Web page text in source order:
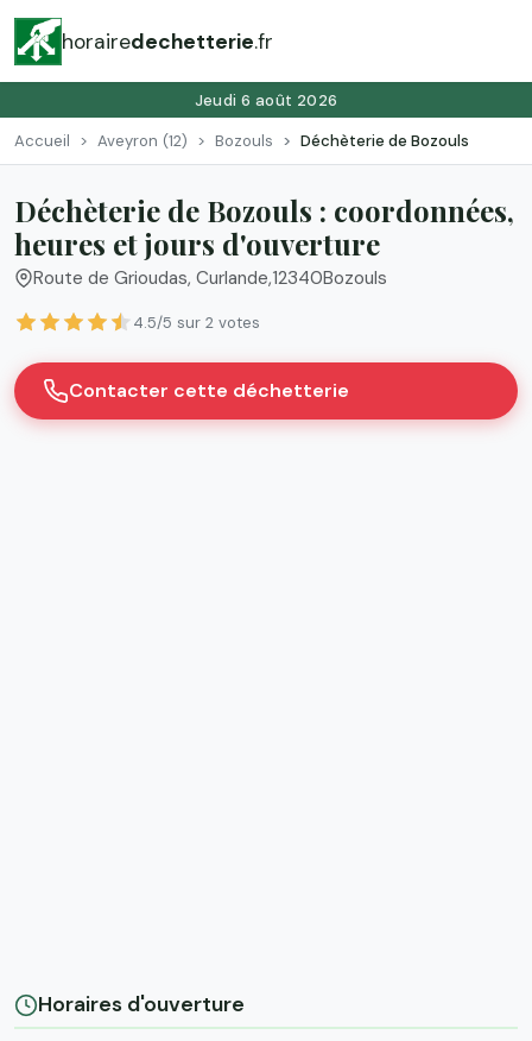
horairedechetterie.fr
Jeudi 6 août 2026
Accueil Aveyron (12) Bozouls Déchèterie de Bozouls
Déchèterie de Bozouls : coordonnées,
heures et jours d'ouverture
Route de Grioudas, Curlande,12340Bozouls
4.5/5 sur 2 votes
Contacter cette déchetterie
Horaires d'ouverture